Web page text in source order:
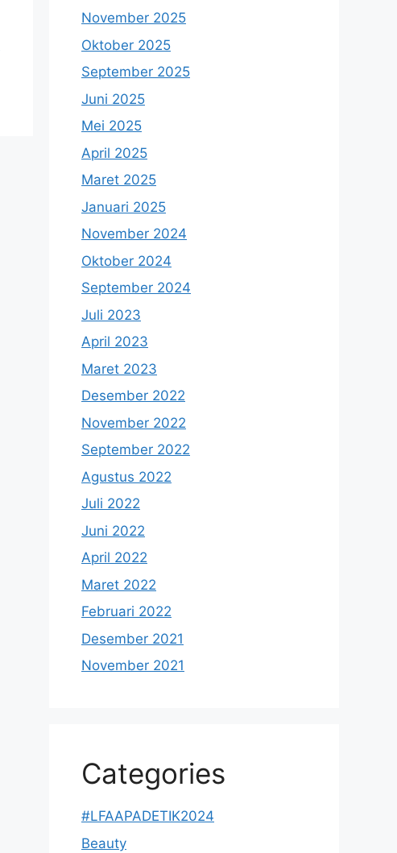
November 2025
Oktober 2025
September 2025
Juni 2025
Mei 2025
April 2025
Maret 2025
Januari 2025
November 2024
Oktober 2024
September 2024
Juli 2023
April 2023
Maret 2023
Desember 2022
November 2022
September 2022
Agustus 2022
Juli 2022
Juni 2022
April 2022
Maret 2022
Februari 2022
Desember 2021
November 2021
Categories
#LFAAPADETIK2024
Beauty